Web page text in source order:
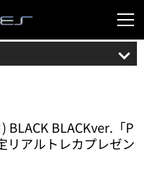
BLACK BLACKver.「P
リアルトレカプレゼン